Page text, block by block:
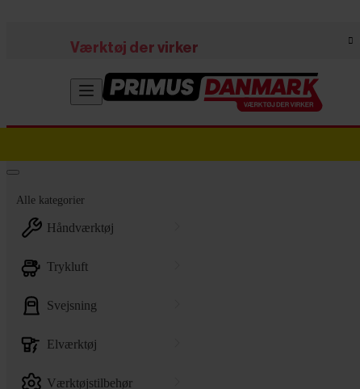
Værktøj der virker
Alle kategorier
håndværktøj
trykluft
svejsning
elværktøj
værktøjstilbehør